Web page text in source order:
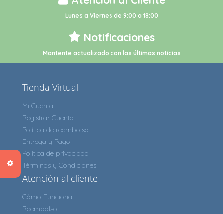
Lunes a Viernes de 9:00 a 18:00
Notificaciones
Mantente actualizado con las últimas noticias
Tienda Virtual
Mi Cuenta
Registrar Cuenta
Política de reembolso
Entrega y Pago
Política de privacidad
Términos y Condiciones
Atención al cliente
Cómo Funciona
Reembolso